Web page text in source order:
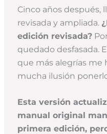
Cinco años después,
revisada y ampliada.
edición revisada?
quedado desfasada.
que más alegrías me
mucha ilusión
Esta versión
manual original
primera edición,